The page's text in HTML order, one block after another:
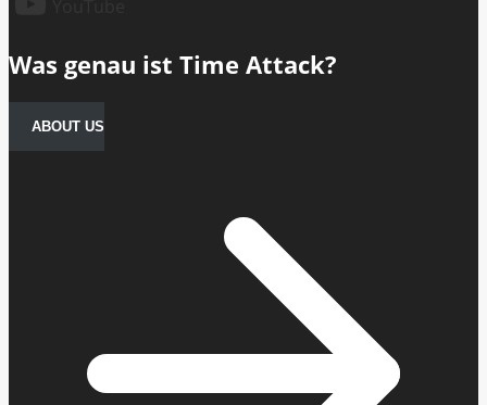
Was genau ist Time Attack?
ABOUT US